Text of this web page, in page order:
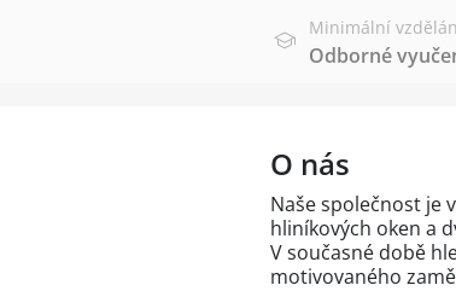
Minimální
Odborné
O nás
Naše společnost je
hliníkových oken a
V současné době
motivovaného